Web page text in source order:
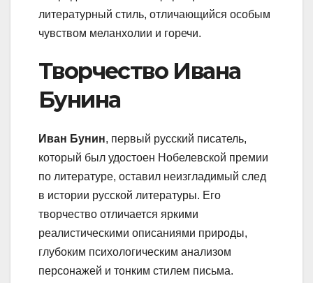
литературный стиль, отличающийся особым
чувством меланхолии и горечи.
Творчество Ивана
Бунина
Иван Бунин, первый русский писатель,
который был удостоен Нобелевской премии
по литературе, оставил неизгладимый след
в истории русской литературы. Его
творчество отличается яркими
реалистическими описаниями природы,
глубоким психологическим анализом
персонажей и тонким стилем письма.